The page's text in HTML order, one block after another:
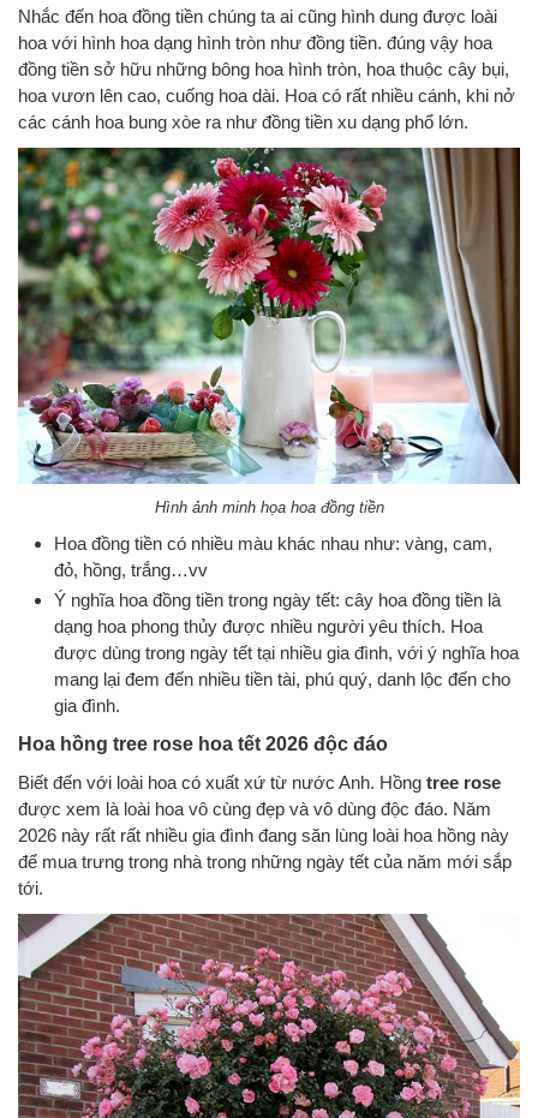
Nhắc đến hoa đồng tiền chúng ta ai cũng hình dung được loài
hoa với hình hoa dạng hình tròn như đồng tiền. đúng vậy hoa
đồng tiền sở hữu những bông hoa hình tròn, hoa thuộc cây bụi,
hoa vươn lên cao, cuống hoa dài. Hoa có rất nhiều cánh, khi nở
các cánh hoa bung xòe ra như đồng tiền xu dạng phổ lớn.
Hình ảnh minh họa hoa đồng tiền
Hoa đồng tiền có nhiều màu khác nhau như: vàng, cam,
đỏ, hồng, trắng…vv
Ý nghĩa hoa đồng tiền trong ngày tết: cây hoa đồng tiền là
dạng hoa phong thủy được nhiều người yêu thích. Hoa
được dùng trong ngày tết tại nhiều gia đình, với ý nghĩa hoa
mang lại đem đến nhiều tiền tài, phú quý, danh lộc đến cho
gia đình.
Hoa hồng tree rose hoa tết 2026 độc đáo
Biết đến với loài hoa có xuất xứ từ nước Anh. Hồng tree rose
được xem là loài hoa vô cùng đẹp và vô dùng độc đáo. Năm
2026 này rất rất nhiều gia đình đang săn lùng loài hoa hồng này
để mua trưng trong nhà trong những ngày tết của năm mới sắp
tới.